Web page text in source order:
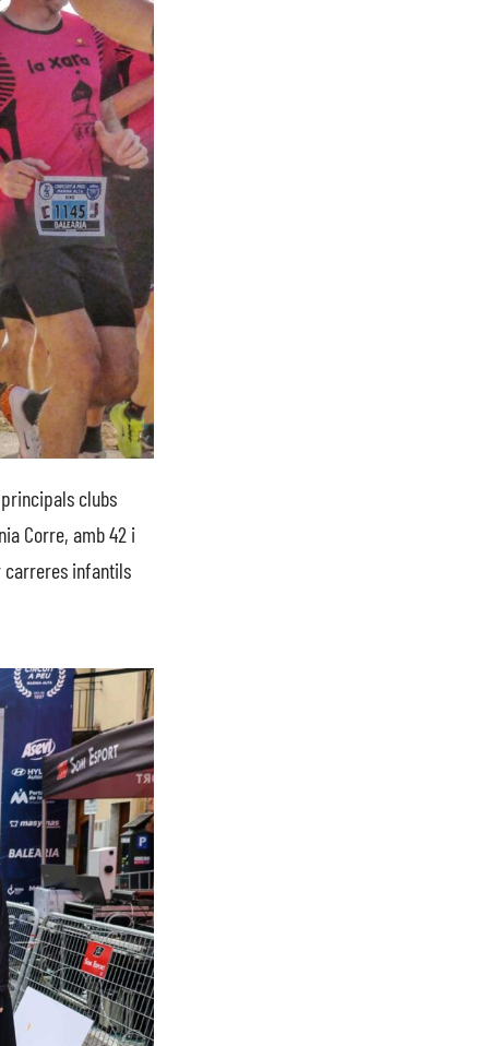
clubs
Corre, amb 42 i
carreres infantils